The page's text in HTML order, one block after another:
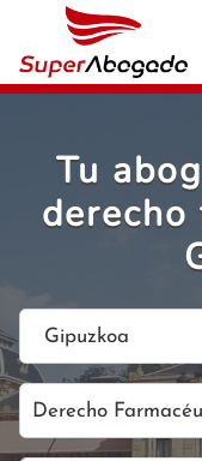
Tu
Gipuzkoa
Derecho